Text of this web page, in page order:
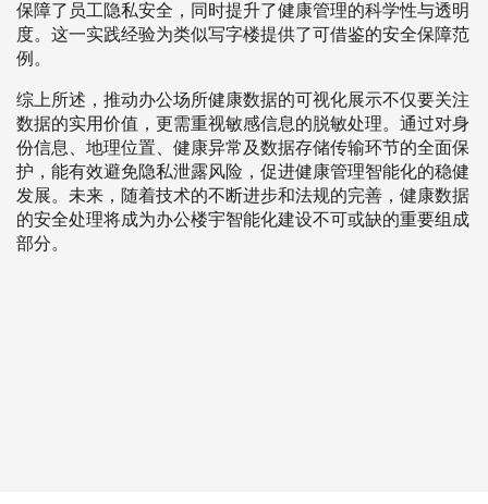
保障了员工隐私安全，同时提升了健康管理的科学性与透明
度。这一实践经验为类似写字楼提供了可借鉴的安全保障范
例。
综上所述，推动办公场所健康数据的可视化展示不仅要关注
数据的实用价值，更需重视敏感信息的脱敏处理。通过对身
份信息、地理位置、健康异常及数据存储传输环节的全面保
护，能有效避免隐私泄露风险，促进健康管理智能化的稳健
发展。未来，随着技术的不断进步和法规的完善，健康数据
的安全处理将成为办公楼宇智能化建设不可或缺的重要组成
部分。